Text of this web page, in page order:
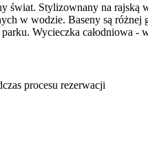
świat. Stylizownany na
w wodzie. Baseny są
Wycieczka całodniowa -
procesu rezerwacji